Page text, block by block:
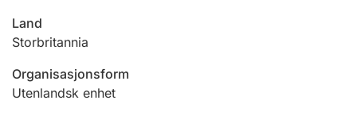
Ektepaktveileder
Offentlig sektor
Land
Storbritannia
Organisasjonsform
Utenlandsk enhet